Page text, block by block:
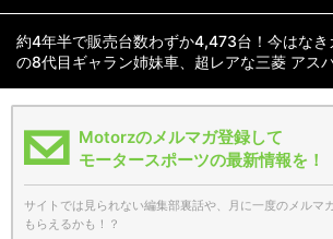
約4年半で販売台数わずか4,473台！今はなき
の8代目ギャラン姉妹車、超レアな三菱 アス
Motorzのメルマガ登録して
モータースポーツの最新情報を！
サイトでは見られない編集部裏話や、月に一度のメルマ
もらえるかも！？